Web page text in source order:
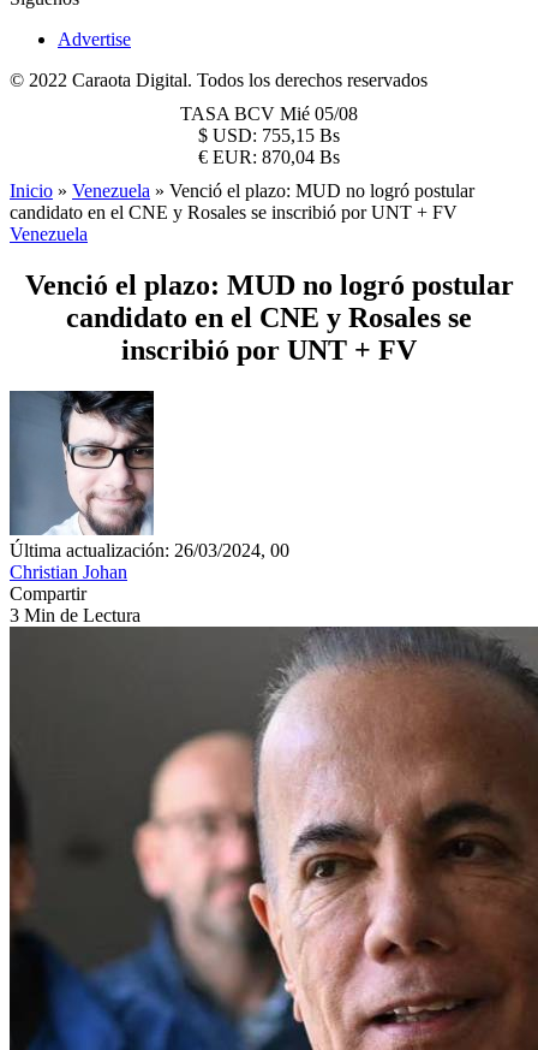
Advertise
© 2022 Caraota Digital. Todos los derechos reservados
TASA BCV Mié 05/08
$ USD: 755,15 Bs
€ EUR: 870,04 Bs
Inicio » Venezuela » Venció el plazo: MUD no logró postular
candidato en el CNE y Rosales se inscribió por UNT + FV
Venezuela
Venció el plazo: MUD no logró postular
candidato en el CNE y Rosales se
inscribió por UNT + FV
Última actualización: 26/03/2024, 00
Christian Johan
Compartir
3 Min de Lectura